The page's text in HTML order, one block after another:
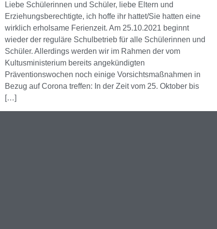
Liebe Schülerinnen und Schüler, liebe Eltern und
Erziehungsberechtigte, ich hoffe ihr hattet/Sie hatten eine
wirklich erholsame Ferienzeit. Am 25.10.2021 beginnt
wieder der reguläre Schulbetrieb für alle Schülerinnen und
Schüler. Allerdings werden wir im Rahmen der vom
Kultusministerium bereits angekündigten
Präventionswochen noch einige Vorsichtsmaßnahmen in
Bezug auf Corona treffen: In der Zeit vom 25. Oktober bis
[…]